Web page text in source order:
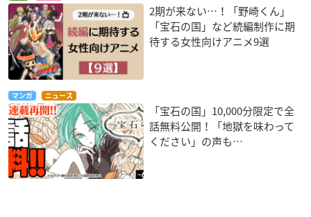
2期が来ない…！「野崎くん」
「宝石の国」など続編制作に期
待する女性向けアニメ9選
マンガ ニュース
「宝石の国」10,000分限定で全
話無料公開！「地獄を味わって
ください」の声も…